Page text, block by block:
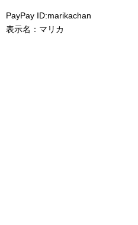
PayPay ID:marikachan
表示名：マリカ